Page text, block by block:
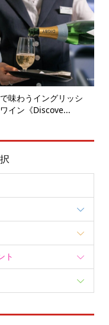
で味わうイングリッシ
イン《Discove...
ト